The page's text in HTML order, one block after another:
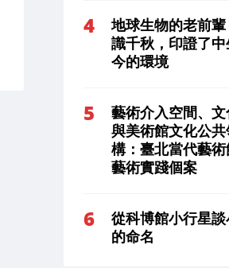
地球生物的老前
識千秋，印證了
今的環境
藝術介入空間、
與美術館文化公
構：臺北當代藝
藝術實踐個案
從科博館小行星談
的命名